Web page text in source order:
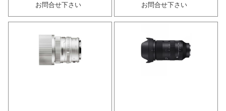
お問合せ下さい
お問合せ下さい